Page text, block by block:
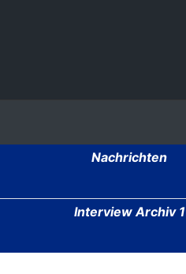
Nachrichten
Interview Archiv 1